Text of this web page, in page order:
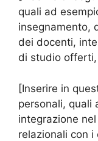
quali ad
insegnamento,
dei docenti,
di studio
[Inserire in
personali, quali
integrazione
relazionali con